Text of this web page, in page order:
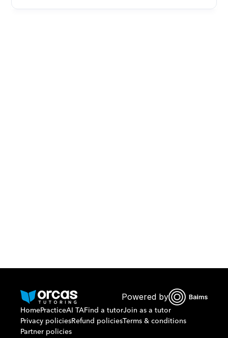
Or call us on
Powered by
HomePracticeAI TAFind a tutorJoin as a tutor
Privacy policiesRefund policiesTerms & conditions
Partner policies